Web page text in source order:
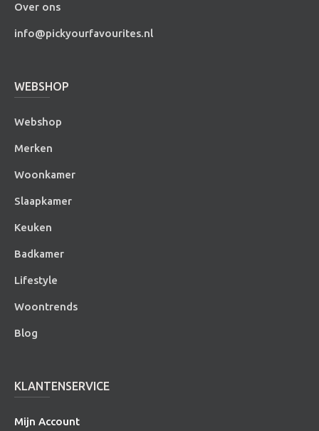
Over ons
info@pickyourfavourites.nl
WEBSHOP
Webshop
Merken
Woonkamer
Slaapkamer
Keuken
Badkamer
Lifestyle
Woontrends
Blog
KLANTENSERVICE
Mijn Account